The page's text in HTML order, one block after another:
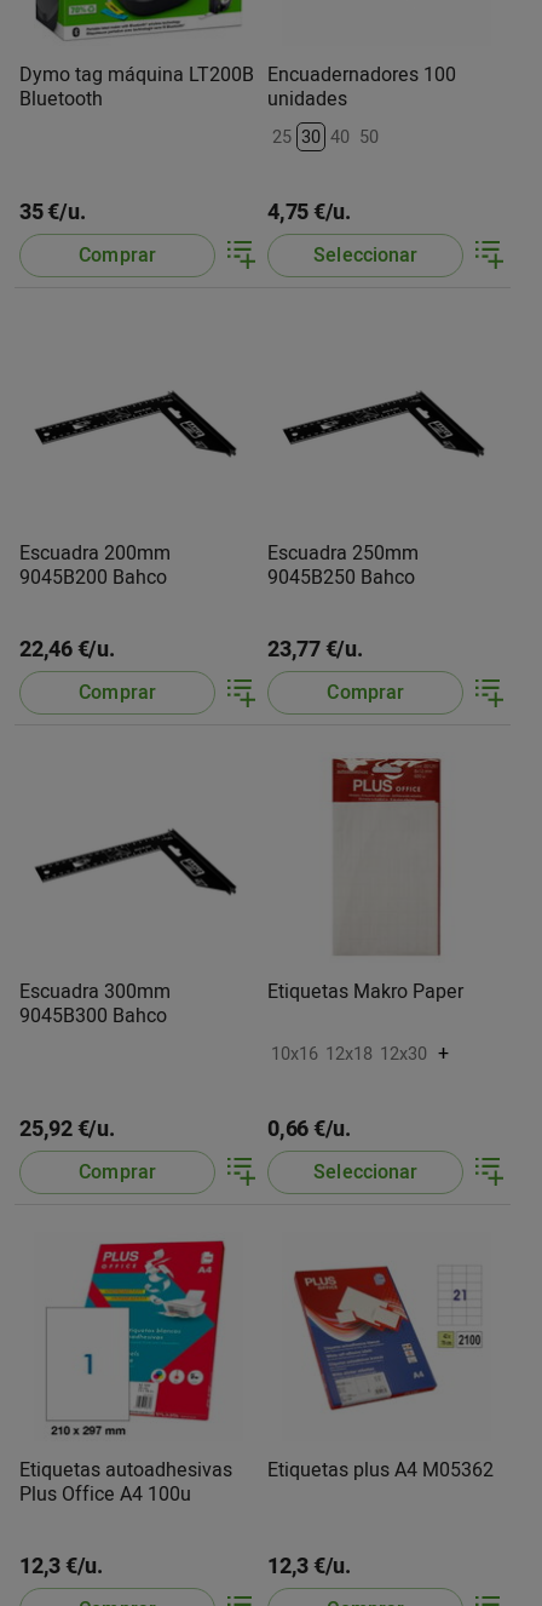
Dymo tag máquina LT200B
Bluetooth
35 €/u.
Comprar
Encuadernadores 100
unidades
25 30 40 50
4,75 €/u.
Seleccionar
Escuadra 200mm
9045B200 Bahco
22,46 €/u.
Comprar
Escuadra 250mm
9045B250 Bahco
23,77 €/u.
Comprar
Escuadra 300mm
9045B300 Bahco
25,92 €/u.
Comprar
Etiquetas Makro Paper
10x16 12x18 12x30 +
0,66 €/u.
Seleccionar
Etiquetas autoadhesivas
Plus Office A4 100u
12,3 €/u.
Etiquetas plus A4 M05362
12,3 €/u.